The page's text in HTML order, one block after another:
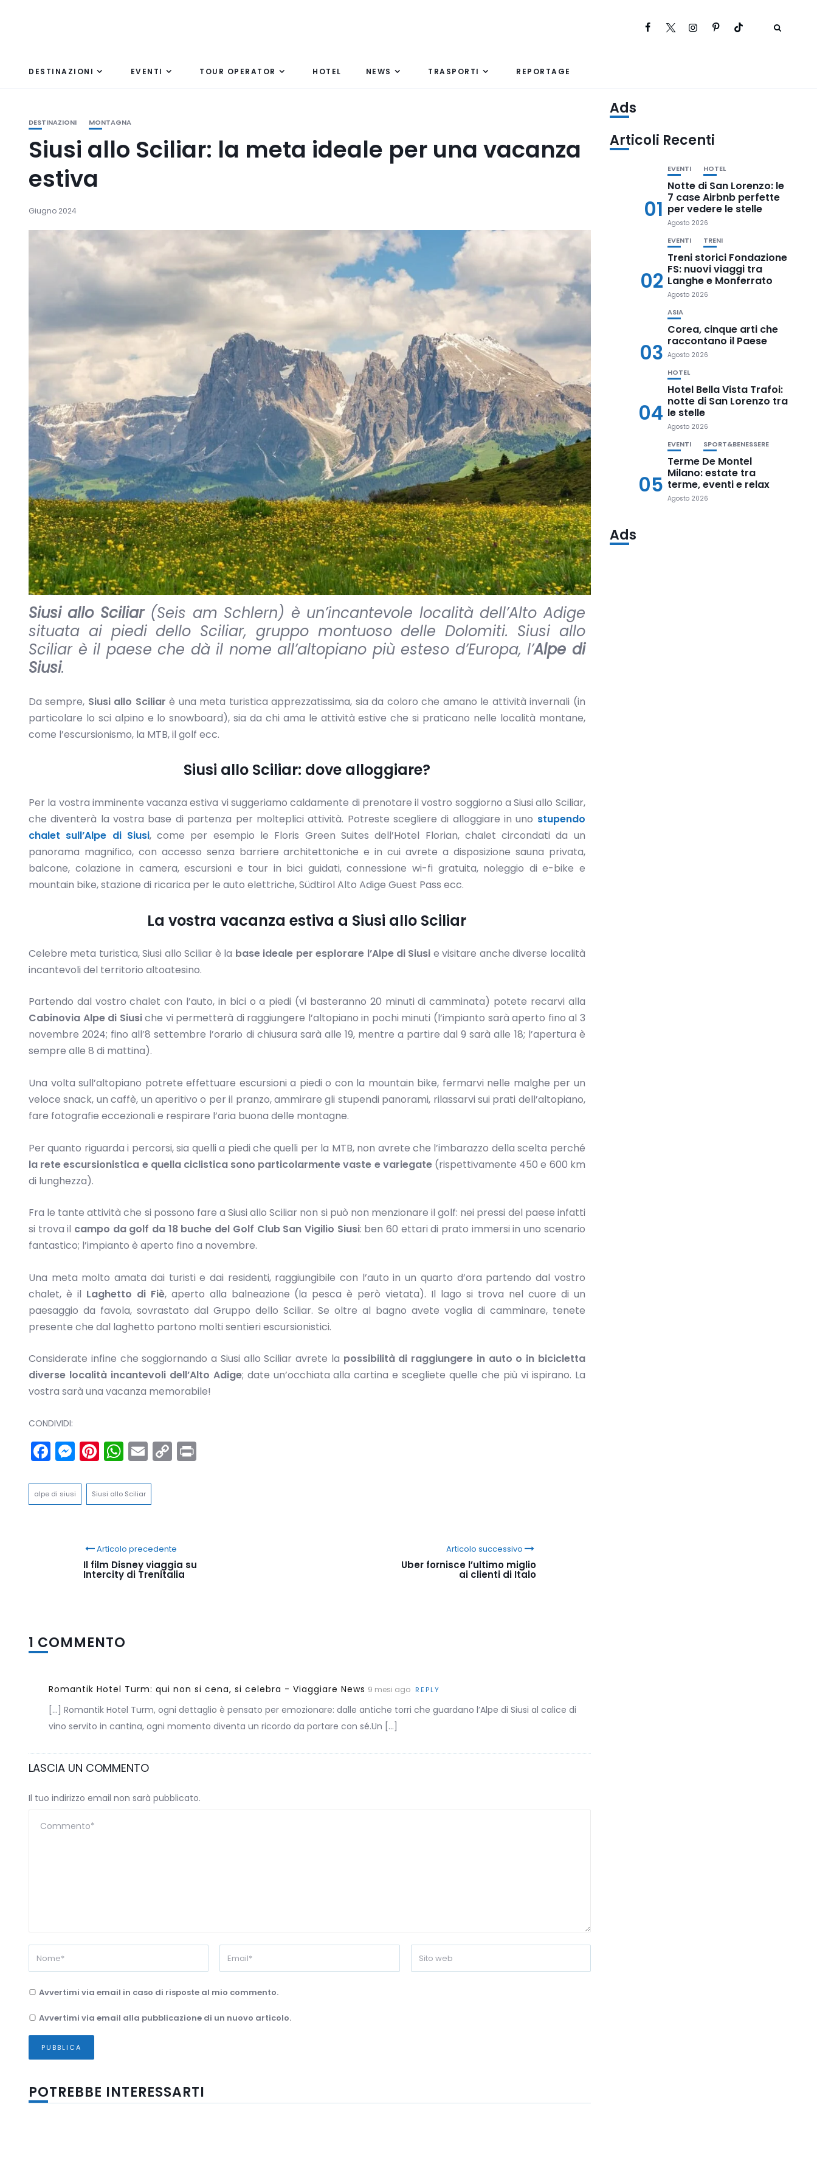
DESTINAZIONI EVENTI TOUR OPERATOR HOTEL NEWS TRASPORTI REPORTAGE
DESTINAZIONI MONTAGNA
Siusi allo Sciliar: la meta ideale per una vacanza
estiva
Giugno 2024
Siusi allo Sciliar(Seis am Schlern) è un’incantevole località dell’Alto Adige
situata ai piedi dello Sciliar, gruppo montuoso delle Dolomiti. Siusi allo
Sciliar è il paese che dà il nome all’altopiano più esteso d’Europa, l’Alpe di
Siusi.
Da sempre, Siusi allo Sciliar è una meta turistica apprezzatissima, sia da coloro che amano le attività invernali (in
particolare lo sci alpino e lo snowboard), sia da chi ama le attività estive che si praticano nelle località montane,
come l’escursionismo, la MTB, il golf ecc.
Siusi allo Sciliar: dove alloggiare?
Per la vostra imminente vacanza estiva vi suggeriamo caldamente di prenotare il vostro soggiorno a Siusi allo Sciliar,
che diventerà la vostra base di partenza per molteplici attività. Potreste scegliere di alloggiare in uno stupendo
chalet sull’Alpe di Siusi, come per esempio le Floris Green Suites dell’Hotel Florian, chalet circondati da un
panorama magnifico, con accesso senza barriere architettoniche e in cui avrete a disposizione sauna privata,
balcone, colazione in camera, escursioni e tour in bici guidati, connessione wi-fi gratuita, noleggio di e-bike e
mountain bike, stazione di ricarica per le auto elettriche, Südtirol Alto Adige Guest Pass ecc.
La vostra vacanza estiva a Siusi allo Sciliar
Celebre meta turistica, Siusi allo Sciliar è la base ideale per esplorare l’Alpe di Siusi e visitare anche diverse località
incantevoli del territorio altoatesino.
Partendo dal vostro chalet con l’auto, in bici o a piedi (vi basteranno 20 minuti di camminata) potete recarvi alla
Cabinovia Alpe di Siusiche vi permetterà di raggiungere l’altopiano in pochi minuti (l’impianto sarà aperto fino al 3
novembre 2024; fino all’8 settembre l’orario di chiusura sarà alle 19, mentre a partire dal 9 sarà alle 18; l’apertura è
sempre alle 8 di mattina).
Una volta sull’altopiano potrete effettuare escursioni a piedi o con la mountain bike, fermarvi nelle malghe per un
veloce snack, un caffè, un aperitivo o per il pranzo, ammirare gli stupendi panorami, rilassarvi sui prati dell’altopiano,
fare fotografie eccezionali e respirare l’aria buona delle montagne.
Per quanto riguarda i percorsi, sia quelli a piedi che quelli per la MTB, non avrete che l’imbarazzo della scelta perché
la rete escursionistica e quella ciclistica sono particolarmente vaste e variegate (rispettivamente 450 e 600 km
di lunghezza).
Fra le tante attività che si possono fare a Siusi allo Sciliar non si può non menzionare il golf: nei pressi del paese infatti
si trova il campo da golf da 18 buche del Golf Club San Vigilio Siusi: ben 60 ettari di prato immersi in uno scenario
fantastico; l’impianto è aperto fino a novembre.
Una meta molto amata dai turisti e dai residenti, raggiungibile con l’auto in un quarto d’ora partendo dal vostro
chalet, è il Laghetto di Fiè, aperto alla balneazione (la pesca è però vietata). Il lago si trova nel cuore di un
paesaggio da favola, sovrastato dal Gruppo dello Sciliar. Se oltre al bagno avete voglia di camminare, tenete
presente che dal laghetto partono molti sentieri escursionistici.
Considerate infine che soggiornando a Siusi allo Sciliar avrete la possibilità di raggiungere in auto o in bicicletta
diverse località incantevoli dell’Alto Adige; date un’occhiata alla cartina e scegliete quelle che più vi ispirano. La
vostra sarà una vacanza memorabile!
CONDIVIDI:
Facebook
Messenger
Pinterest
WhatsApp
Email
Copy
Link
alpe di siusi Siusi allo Sciliar
Articolo precedente
Il film Disney viaggia su
Intercity di Trenitalia
Articolo successivo
Uber fornisce l’ultimo miglio
ai clienti di Italo
1 COMMENTO
Romantik Hotel Turm: qui non si cena, si celebra - Viaggiare News 9 mesi ago REPLY
[…] Romantik Hotel Turm, ogni dettaglio è pensato per emozionare: dalle antiche torri che guardano l’Alpe di Siusi al calice di
vino servito in cantina, ogni momento diventa un ricordo da portare con sé.Un […]
LASCIA UN COMMENTO
Il tuo indirizzo email non sarà pubblicato.
Avvertimi via email in caso di risposte al mio commento.
Avvertimi via email alla pubblicazione di un nuovo articolo.
POTREBBE INTERESSARTI
Ads
Articoli Recenti
01
EVENTI HOTEL
Notte di San Lorenzo: le
7 case Airbnb perfette
per vedere le stelle
Agosto 2026
02
EVENTI TRENI
Treni storici Fondazione
FS: nuovi viaggi tra
Langhe e Monferrato
Agosto 2026
03
ASIA
Corea, cinque arti che
raccontano il Paese
Agosto 2026
04
HOTEL
Hotel Bella Vista Trafoi:
notte di San Lorenzo tra
le stelle
Agosto 2026
05
EVENTI SPORT&BENESSERE
Terme De Montel
Milano: estate tra
terme, eventi e relax
Agosto 2026
Ads